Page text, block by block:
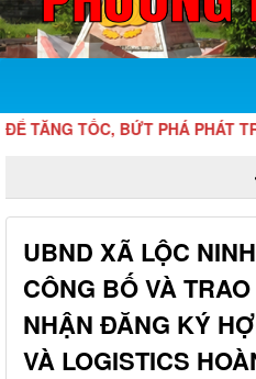
TOÀN TRÌNH
UBND XÃ LỘC
CÔNG BỐ VÀ
NHẬN ĐĂNG KÝ
VÀ LOGISTICS